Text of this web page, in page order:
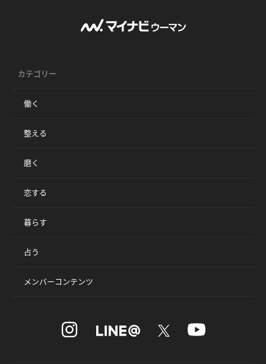
カテゴリー
働く
整える
磨く
恋する
暮らす
占う
メンバーコンテンツ